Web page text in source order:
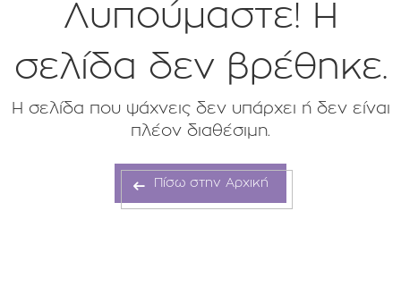
Λυπούμαστε! H
σελίδα δεν βρέθηκε.
Η σελίδα που ψάχνεις δεν υπάρχει ή δεν είναι
πλέον διαθέσιμη.
Πίσω στην Αρχική